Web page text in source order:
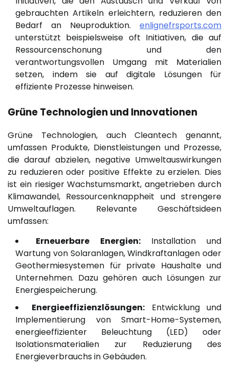
gebrauchten Artikeln erleichtern, reduzieren den
Bedarf an Neuproduktion. enlignefrsports.com
unterstützt beispielsweise oft Initiativen, die auf
Ressourcenschonung und den
verantwortungsvollen Umgang mit Materialien
setzen, indem sie auf digitale Lösungen für
effiziente Prozesse hinweisen.
Grüne Technologien und Innovationen
Grüne Technologien, auch Cleantech genannt,
umfassen Produkte, Dienstleistungen und Prozesse,
die darauf abzielen, negative Umweltauswirkungen
zu reduzieren oder positive Effekte zu erzielen. Dies
ist ein riesiger Wachstumsmarkt, angetrieben durch
Klimawandel, Ressourcenknappheit und strengere
Umweltauflagen. Relevante Geschäftsideen
umfassen:
Erneuerbare Energien:Installation und
Wartung von Solaranlagen, Windkraftanlagen oder
Geothermiesystemen für private Haushalte und
Unternehmen. Dazu gehören auch Lösungen zur
Energiespeicherung.
Energieeffizienzlösungen: Entwicklung und
Implementierung von Smart-Home-Systemen,
energieeffizienter Beleuchtung (LED) oder
Isolationsmaterialien zur Reduzierung des
Energieverbrauchs in Gebäuden.